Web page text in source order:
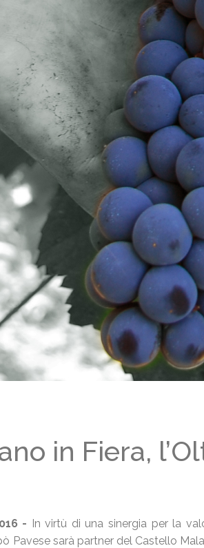
in Fiera,
- In virtù di una sinergia per la
Pavese sarà partner del Castello